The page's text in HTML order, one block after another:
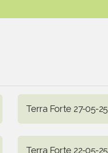
Terra Forte 27-05-25
Terra Forte 22-05-25